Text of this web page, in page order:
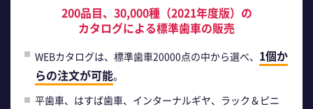
200品目、30,000種（2021年度版）の
カタログによる標準歯車の販売
WEBカタログは、標準歯車20000点の中から選べ、 1個か
らの注文が可能。
平歯車、はすば歯車、インターナルギヤ、ラック＆ピニ